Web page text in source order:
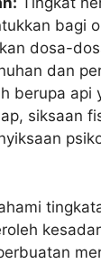
bagi
dosa-
dan
berupa api
siksaan